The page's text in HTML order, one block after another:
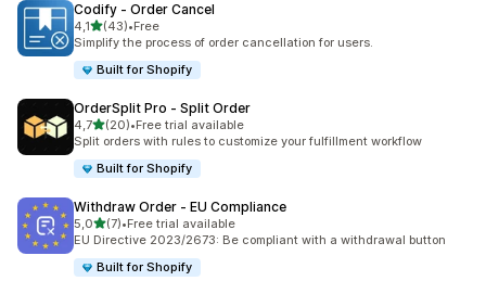
Codify ‑ Order Cancel
4,1z 5 hvězd
(43)
Celkový počet recenzí: 43
•Free
Simplify the process of order cancellation for users.
Built for Shopify
OrderSplit Pro ‑ Split Order
4,7z 5 hvězd
(20)
Celkový počet recenzí: 20
•Free trial available
Split orders with rules to customize your fulfillment workflow
Built for Shopify
Withdraw Order ‑ EU Compliance
5,0z 5 hvězd
(7)
Celkový počet recenzí: 7
•Free trial available
EU Directive 2023/2673: Be compliant with a withdrawal button
Built for Shopify